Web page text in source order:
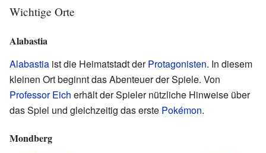
Wichtige Orte
Alabastia
Alabastia ist die Heimatstadt derProtagonisten. In diesem
kleinen Ort beginnt das Abenteuer der Spiele. Von
Professor Eich erhält der Spieler nützliche Hinweise über
das Spiel und gleichzeitig das erste Pokémon.
Mondberg